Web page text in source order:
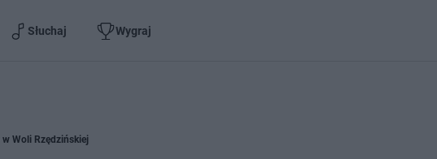
Słuchaj Wygraj
Woli Rzędzińskiej